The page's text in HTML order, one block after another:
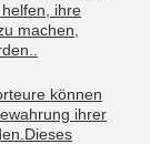
ihre
machen,
können
ihrer